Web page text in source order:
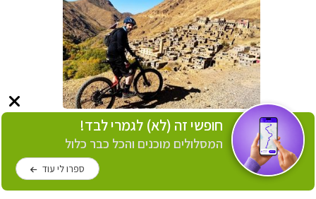
חופשות אקטיב במרוקו
לחץ לפרטים
חופשי זה (לא) לגמרי לבד!
המסלולים מוכנים והכל כבר כלול
ספרו לי עוד